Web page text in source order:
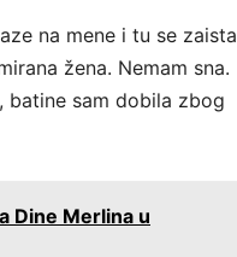
na mene i tu se zaista
žena. Nemam sna.
batine sam dobila zbog
Dine Merlina u